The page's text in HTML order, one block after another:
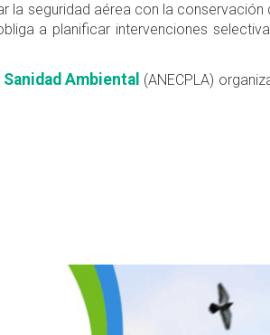
la seguridad aérea con la conservación
a planificar intervenciones
Ambiental (ANECPLA)